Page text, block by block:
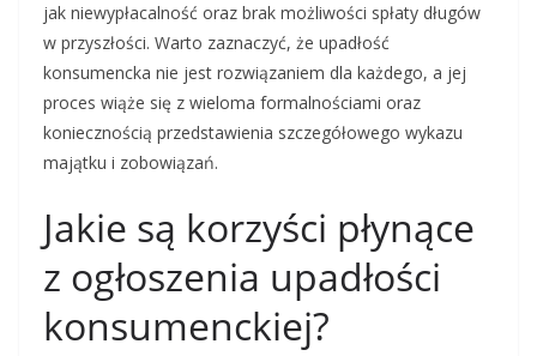
jak niewypłacalność oraz brak możliwości spłaty długów
w przyszłości. Warto zaznaczyć, że upadłość
konsumencka nie jest rozwiązaniem dla każdego, a jej
proces wiąże się z wieloma formalnościami oraz
koniecznością przedstawienia szczegółowego wykazu
majątku i zobowiązań.
Jakie są korzyści płynące
z ogłoszenia upadłości
konsumenckiej?